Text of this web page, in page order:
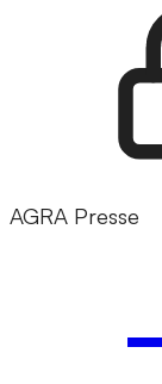
AGRA Presse